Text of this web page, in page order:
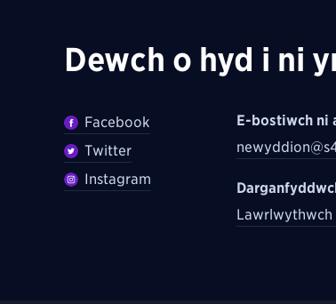
Dewch o hyd i ni
Facebook
Twitter
Instagram
E-bostiwch ni
Lawrlwythwch